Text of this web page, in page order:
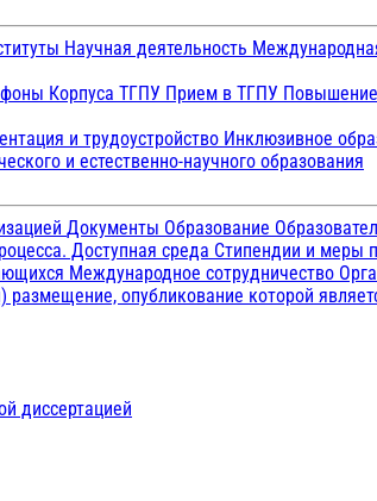
Научная деятельность
Корпуса ТГПУ Прием в ТГПУ Повышение
и трудоустройство Инклюзивное
и естественно-научного образования
Документы Образование
Доступная среда Стипендии и меры
Международное сотрудничество
опубликование которой
диссертацией